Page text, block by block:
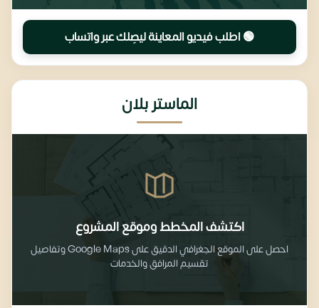
🟢 اطلب فيديو المعاينة ليصِلك عبر واتساب
الماستر بلان
اكتشف المخطط وموقع المشروع
احصل على الموقع الجغرافي الدقيق على Google Maps وتفاصيل
تقسيم المرافق والخدمات